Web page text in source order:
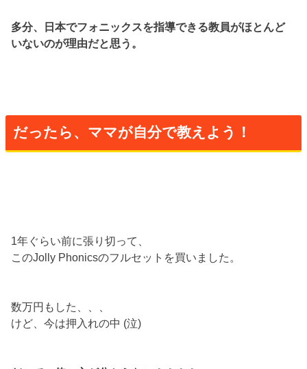
多分、日本でフォニックスを指導できる教員がほとんど
いないのが理由だと思う。
だったら、ママが自分で教えよう！
1年ぐらい前に張り切って、
このJolly Phonicsのフルセットを買いました。
数万円もした、、、
けど、今は押入れの中 (泣)